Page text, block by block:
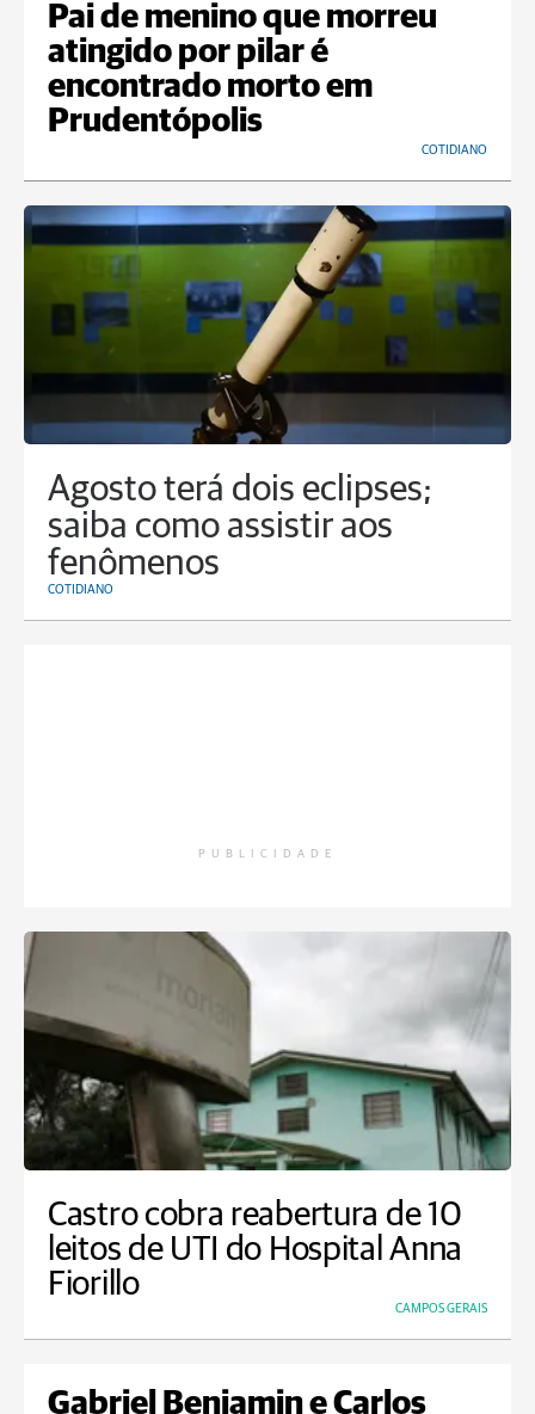
Pai de menino que morreu
atingido por pilar é
encontrado morto em
Prudentópolis
COTIDIANO
Agosto terá dois eclipses;
saiba como assistir aos
fenômenos
COTIDIANO
PUBLICIDADE
Castro cobra reabertura de 10
leitos de UTI do Hospital Anna
Fiorillo
CAMPOS GERAIS
Gabriel Benjamin e Carlos